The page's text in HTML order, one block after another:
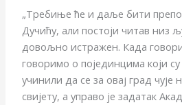
„Требиње ће и даље бити
Дучићу, али постоји читав низ
довољно истражен. Када
говоримо о појединцима који
учинили да се за овај град чује
свијету, а управо је задатак